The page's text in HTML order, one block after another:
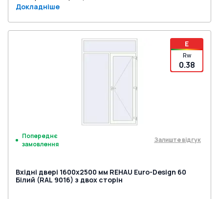
Докладніше
E
Rw
0.38
Попереднє
замовлення
Залиште відгук
Вхідні двері 1600x2500 мм REHAU Euro-Design 60
Білий (RAL 9016) з двох сторін